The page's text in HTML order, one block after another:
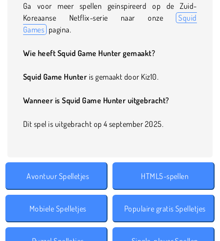
Ga voor meer spellen geïnspireerd op de Zuid-
Koreaanse Netflix-serie naar onze Squid
Games pagina.
Wie heeft Squid Game Hunter gemaakt?
Squid Game Hunter is gemaakt door Kiz10.
Wanneer is Squid Game Hunter uitgebracht?
Dit spel is uitgebracht op 4 september 2025.
Avontuur Spelletjes HTML5-spellen
Mobiele Spelletjes Populaire gratis Spelletjes